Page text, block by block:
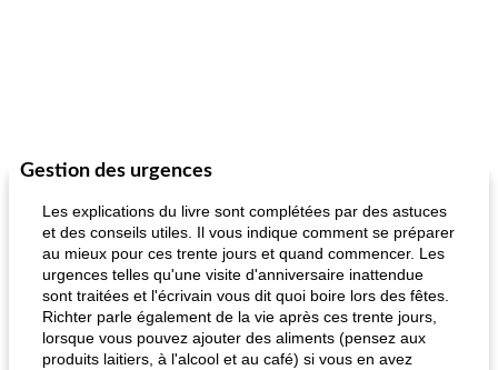
Gestion des urgences
Les explications du livre sont complétées par des astuces
et des conseils utiles. Il vous indique comment se préparer
au mieux pour ces trente jours et quand commencer. Les
urgences telles qu'une visite d'anniversaire inattendue
sont traitées et l'écrivain vous dit quoi boire lors des fêtes.
Richter parle également de la vie après ces trente jours,
lorsque vous pouvez ajouter des aliments (pensez aux
produits laitiers, à l'alcool et au café) si vous en avez